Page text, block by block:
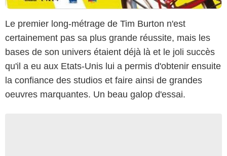
Le premier long-métrage de Tim Burton n'est
certainement pas sa plus grande réussite, mais les
bases de son univers étaient déjà là et le joli succès
qu'il a eu aux Etats-Unis lui a permis d'obtenir ensuite
la confiance des studios et faire ainsi de grandes
oeuvres marquantes. Un beau galop d'essai.